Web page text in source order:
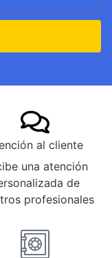
al cliente
una atención
de
profesionales